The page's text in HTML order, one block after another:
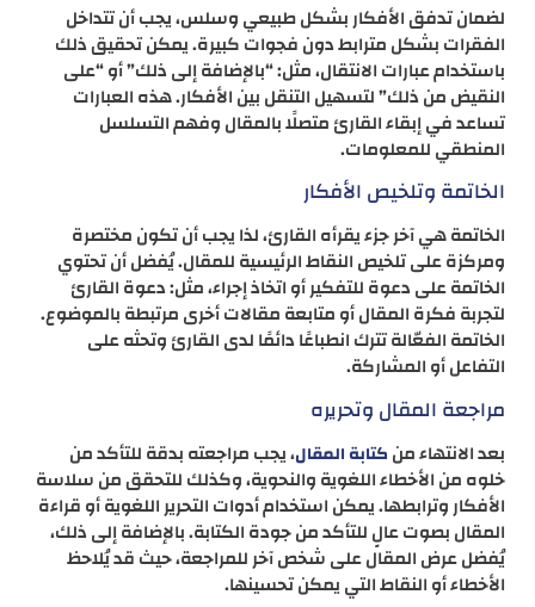
لضمان تدفق الأفكار بشكل طبيعي وسلس، يجب أن تتداخل
الفقرات بشكل مترابط دون فجوات كبيرة. يمكن تحقيق ذلك
باستخدام عبارات الانتقال، مثل: “بالإضافة إلى ذلك” أو “على
النقيض من ذلك” لتسهيل التنقل بين الأفكار​. هذه العبارات
تساعد في إبقاء القارئ متصلًا بالمقال وفهم التسلسل
المنطقي للمعلومات.
الخاتمة وتلخيص الأفكار
الخاتمة هي آخر جزء يقرأه القارئ، لذا يجب أن تكون مختصرة
ومركزة على تلخيص النقاط الرئيسية للمقال. يُفضل أن تحتوي
الخاتمة على دعوة للتفكير أو اتخاذ إجراء، مثل: دعوة القارئ
لتجربة فكرة المقال أو متابعة مقالات أخرى مرتبطة بالموضوع​.
الخاتمة الفعّالة تترك انطباعًا دائمًا لدى القارئ وتحثه على
التفاعل أو المشاركة.
مراجعة المقال وتحريره
بعد الانتهاء منكتابة المقال، يجب مراجعته بدقة للتأكد من
خلوه من الأخطاء اللغوية والنحوية، وكذلك للتحقق من سلاسة
الأفكار وترابطها​. يمكن استخدام أدوات التحرير اللغوية أو قراءة
المقال بصوت عالٍ للتأكد من جودة الكتابة. بالإضافة إلى ذلك،
يُفضل عرض المقال على شخص آخر للمراجعة، حيث قد يُلاحظ
الأخطاء أو النقاط التي يمكن تحسينها.